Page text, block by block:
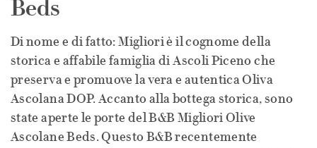
Beds
Di nome e di fatto: Migliori è il cognome della
storica e affabile famiglia di Ascoli Piceno che
preserva e promuove la vera e autentica Oliva
Ascolana DOP. Accanto alla bottega storica, sono
state aperte le porte del B&B Migliori Olive
Ascolane Beds. Questo B&B recentemente